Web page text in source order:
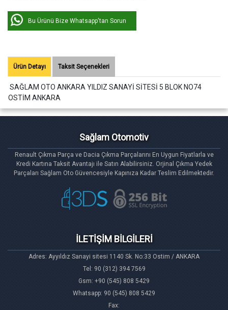
Bu Ürünü Bize Whatsapp'tan Sorun
Ürün Detayı Taksit Seçenekleri
SAĞLAM OTO ANKARA YILDIZ SANAYİ SİTESİ 5 BLOK NO74
OSTİM ANKARA
Sağlam Otomotiv
Renault Çıkma Parça ve Dacia Çıkma Parçalarını En Uygun Fiyatlarla ve
Kredi Kartına Taksit Avantajı ile Satın Alabilirsiniz. Orjinal Çıkma Yedek
Parçaları Sağlam Oto Güvencesiyle Kapınıza Kadar Teslim Edilmektedir.
İLETİŞİM BİLGİLERİ
Adres: Ayyıldız Sanayi sitesi 1140 Sk. No:33 Ostim / ANKARA
Tel: 90 (312) 394 7569
Gsm: +90 (545) 808 5429
Whatsapp: 90 (545) 808 5429
Fax: